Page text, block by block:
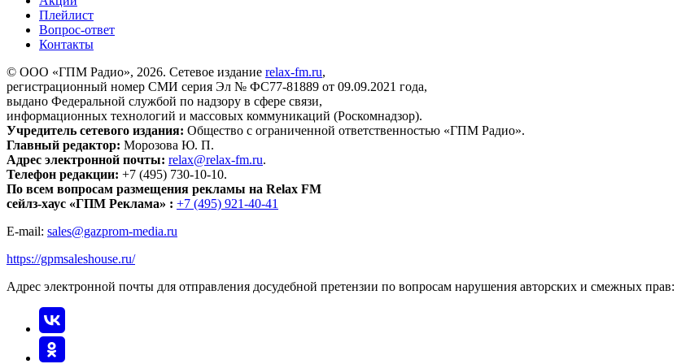
Плейлист
Вопрос-ответ
Контакты
© ООО «ГПМ Радио», 2026. Сетевое издание relax-fm.ru,
регистрационный номер СМИ серия Эл № ФС77-81889 от 09.09.2021 года,
выдано Федеральной службой по надзору в сфере связи,
информационных технологий и массовых коммуникаций (Роскомнадзор).
Учредитель сетевого издания: Общество с ограниченной ответственностью «ГПМ Радио».
Главный редактор: Морозова Ю. П.
Адрес электронной почты: relax@relax-fm.ru.
Телефон редакции: +7 (495) 730-10-10.
По всем вопросам размещения рекламы на Relax FM
сейлз-хаус «ГПМ Реклама» : +7 (495) 921-40-41
E-mail: sales@gazprom-media.ru
https://gpmsaleshouse.ru/
Адрес электронной почты для отправления досудебной претензии по вопросам нарушения авторских и смежных прав: